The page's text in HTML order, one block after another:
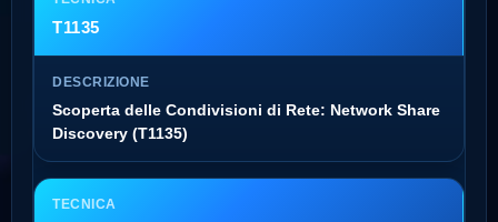
T1135
Scoperta delle Condivisioni di Rete: Network Share
Discovery (T1135)